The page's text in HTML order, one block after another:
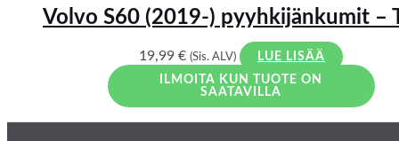
Volvo S60 (2019-) pyyhkijänkumit –
19,99 € (Sis. ALV)
LUE LISÄÄ
ILMOITA KUN TUOTE ON
SAATAVILLA